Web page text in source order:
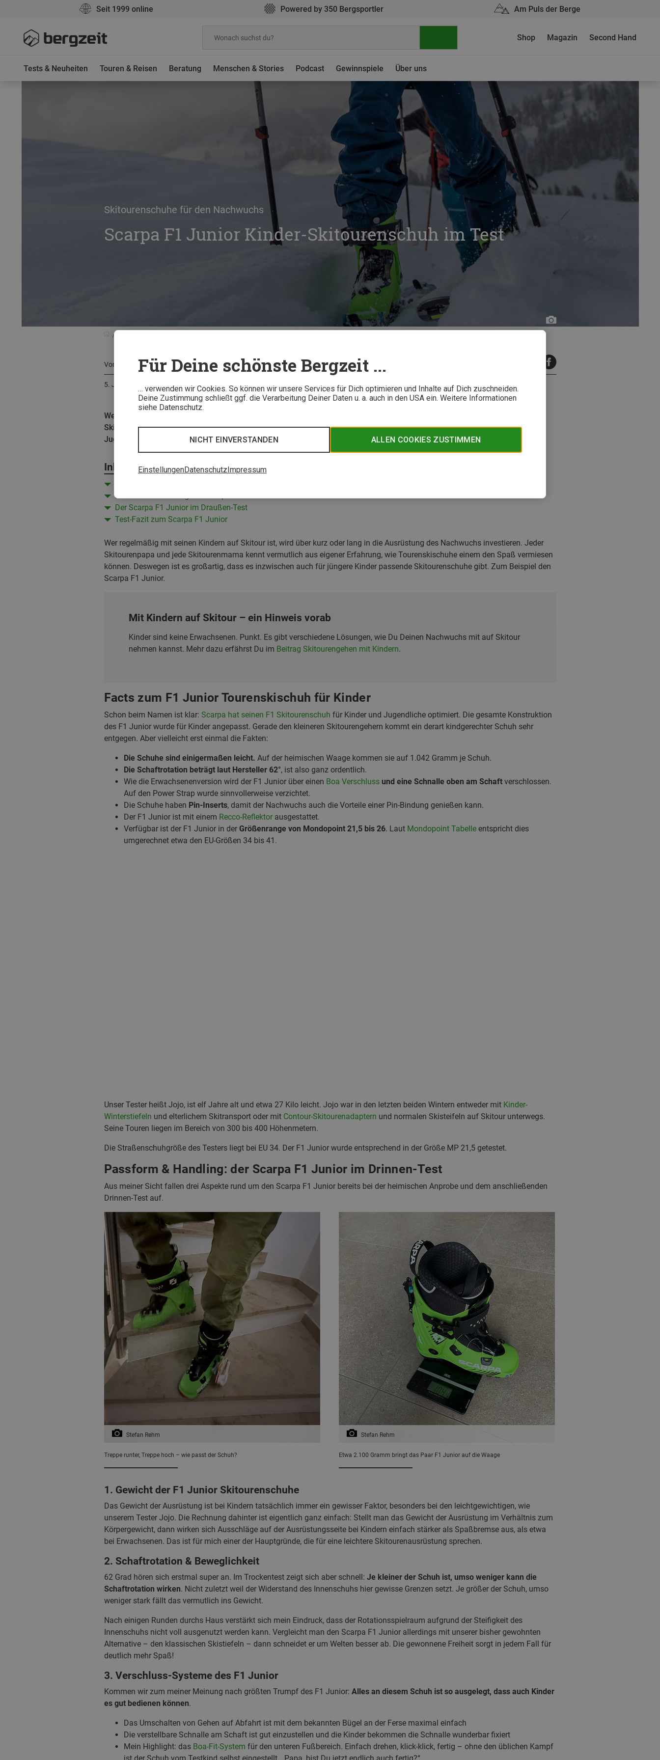
Für Deine schönste Bergzeit ...
… verwenden wir Cookies. So können wir unsere Services für Dich optimieren und Inhalte auf Dich zuschneiden.
Deine Zustimmung schließt ggf. die Verarbeitung Deiner Daten u. a. auch in den USA ein. Weitere Informationen
siehe Datenschutz.
ALLEN COOKIES ZUSTIMMEN
NICHT EINVERSTANDEN
EinstellungenDatenschutzImpressum
Seit 1999 online Powered by 350 Bergsportler Am Puls der Berge
Tests & Neuheiten Touren & Reisen Beratung Menschen & Stories Podcast Gewinnspiele Über uns
Shop Magazin Second Hand
Skitourenschuhe für den Nachwuchs
Scarpa F1 Junior Kinder-Skitourenschuh im Test
Stefan
Rehm
Von Stefan Rehm
5. Januar 2023
Wenn die Kinder größer und die Skitouren haufiger werden, lohnt sich irgendwann die Investition in eine richtige
Skitourenausrüstung. Mit dem F1 Junior hat Scarpa einen Tourenskischuh im Programm, der den Bedürfnissen von Kids und
Jugendlichen gerecht wird. Tester Jojo hat diese Saison aufgerüstet.
Inhalt
Passform & Handling: der Scarpa F1 Junior im Drinnen-Test
Der Scarpa F1 Junior im Draußen-Test
Test-Fazit zum Scarpa F1 Junior
Wer regelmäßig mit seinen Kindern auf Skitour ist, wird über kurz oder lang in die Ausrüstung des Nachwuchs investieren. Jeder
Skitourenpapa und jede Skitourenmama kennt vermutlich aus eigener Erfahrung, wie Tourenskischuhe einem den Spaß vermiesen
können. Deswegen ist es großartig, dass es inzwischen auch für jüngere Kinder passende Skitourenschuhe gibt. Zum Beispiel den
Scarpa F1 Junior.
Mit Kindern auf Skitour – ein Hinweis vorab
Kinder sind keine Erwachsenen. Punkt. Es gibt verschiedene Lösungen, wie Du Deinen Nachwuchs mit auf Skitour
nehmen kannst. Mehr dazu erfährst Du im Beitrag Skitourengehen mit Kindern.
Facts zum F1 Junior Tourenskischuh für Kinder
Schon beim Namen ist klar: Scarpa hat seinen F1 Skitourenschuh für Kinder und Jugendliche optimiert. Die gesamte Konstruktion
des F1 Junior wurde für Kinder angepasst. Gerade den kleineren Skitourengehern kommt ein derart kindgerechter Schuh sehr
entgegen. Aber vielleicht erst einmal die Fakten:
Die Schuhe sind einigermaßen leicht. Auf der heimischen Waage kommen sie auf 1.042 Gramm je Schuh.
Die Schaftrotation beträgt laut Hersteller 62°, ist also ganz ordentlich.
Wie die Erwachsenenversion wird der F1 Junior über einen Boa Verschluss und eine Schnalle oben am Schaft verschlossen.
Auf den Power Strap wurde sinnvollerweise verzichtet.
Die Schuhe haben Pin-Inserts, damit der Nachwuchs auch die Vorteile einer Pin-Bindung genießen kann.
Der F1 Junior ist mit einem Recco-Reflektorausgestattet.
Verfügbar ist der F1 Junior in der Größenrange von Mondopoint 21,5 bis 26. Laut Mondopoint Tabelleentspricht dies
umgerechnet etwa den EU-Größen 34 bis 41.
Unser Tester heißt Jojo, ist elf Jahre alt und etwa 27 Kilo leicht. Jojo war in den letzten beiden Wintern entweder mit Kinder-
Winterstiefeln und elterlichem Skitransport oder mit Contour-Skitourenadaptern und normalen Skisteifeln auf Skitour unterwegs.
Seine Touren liegen im Bereich von 300 bis 400 Höhenmetern.
Die Straßenschuhgröße des Testers liegt bei EU 34. Der F1 Junior wurde entsprechend in der Größe MP 21,5 getestet.
Passform & Handling: der Scarpa F1 Junior im Drinnen-Test
Aus meiner Sicht fallen drei Aspekte rund um den Scarpa F1 Junior bereits bei der heimischen Anprobe und dem anschließenden
Drinnen-Test auf.
Stefan Rehm
Treppe runter, Treppe hoch – wie passt der Schuh?
Stefan Rehm
Etwa 2.100 Gramm bringt das Paar F1 Junior auf die Waage
1. Gewicht der F1 Junior Skitourenschuhe
Das Gewicht der Ausrüstung ist bei Kindern tatsächlich immer ein gewisser Faktor, besonders bei den leichtgewichtigen, wie
unserem Tester Jojo. Die Rechnung dahinter ist eigentlich ganz einfach: Stellt man das Gewicht der Ausrüstung im Verhältnis zum
Körpergewicht, dann wirken sich Ausschläge auf der Ausrüstungsseite bei Kindern einfach stärker als Spaßbremse aus, als etwa
bei Erwachsenen. Das ist für mich einer der Hauptgründe, die für eine leichtere Skitourenausrüstung sprechen.
2. Schaftrotation & Beweglichkeit
62 Grad hören sich erstmal super an. Im Trockentest zeigt sich aber schnell: Je kleiner der Schuh ist, umso weniger kann die
Schaftrotation wirken. Nicht zuletzt weil der Widerstand des Innenschuhs hier gewisse Grenzen setzt. Je größer der Schuh, umso
weniger stark fällt das vermutlich ins Gewicht.
Nach einigen Runden durchs Haus verstärkt sich mein Eindruck, dass der Rotationsspielraum aufgrund der Steifigkeit des
Innenschuhs nicht voll ausgenutzt werden kann. Vergleicht man den Scarpa F1 Junior allerdings mit unserer bisher gewohnten
Alternative – den klassischen Skistiefeln – dann schneidet er um Welten besser ab. Die gewonnene Freiheit sorgt in jedem Fall für
deutlich mehr Spaß!
3. Verschluss-Systeme des F1 Junior
Kommen wir zum meiner Meinung nach größten Trumpf des F1 Junior: Alles an diesem Schuh ist so ausgelegt, dass auch Kinder
es gut bedienen können.
Das Umschalten von Gehen auf Abfahrt ist mit dem bekannten Bügel an der Ferse maximal einfach
Die verstellbare Schnalle am Schaft ist gut einzustellen und die Kinder bekommen die Schnalle wunderbar fixiert
Mein Highlight: das Boa-Fit-System für den unteren Fußbereich. Einfach drehen, klick-klick, fertig – ohne den üblichen Kampf